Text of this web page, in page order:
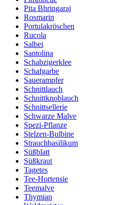
Pita Bhringaraj
Rosmarin
Portulakröschen
Rucola
Salbei
Santolina
Schabzigerklee
Schafgarbe
Sauerampfer
Schnittlauch
Schnittknoblauch
Schnittsellerie
Schwarze Malve
Spezi-Pflanze
Stelzen-Bulbine
Strauchbasilikum
Süßblatt
Süßkraut
Tagetes
Tee-Hortensie
Teemalve
Thymian